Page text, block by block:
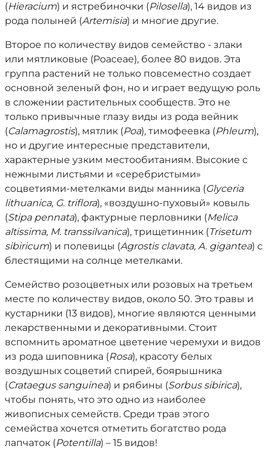
(Hieracium) и ястребиночки (Pilosella), 14 видов из
рода полыней (Artemisia) и многие другие.
Второе по количеству видов семейство - злаки
или мятликовые (Poaceae), более 80 видов. Эта
группа растений не только повсеместно создает
основной зеленый фон, но и играет ведущую роль
в сложении растительных сообществ. Это не
только привычные глазу виды из рода вейник
(Calamagrostis), мятлик (Poa), тимофеевка (Phleum),
но и другие интересные представители,
характерные узким местообитаниям. Высокие с
нежными листьями и «серебристыми»
соцветиями-метелками виды манника (Glyceria
lithuanica, G. triflora), «воздушно-пуховый» ковыль
(Stipa pennata), фактурные перловники (Melica
altissima, M. transsilvanica), трищетинник (Trisetum
sibiricum) и полевицы (Agrostis clavata, A. gigantea) с
блестящими на солнце метелками.
Семейство розоцветных или розовых на третьем
месте по количеству видов, около 50. Это травы и
кустарники (13 видов), многие являются ценными
лекарственными и декоративными. Стоит
вспомнить ароматное цветение черемухи и видов
из рода шиповника (Rosa), красоту белых
воздушных соцветий спирей, боярышника
(Crataegus sanguinea) и рябины (Sorbus sibirica),
чтобы понять, что это одно из наиболее
живописных семейств. Среди трав этого
семейства хочется отметить богатство рода
лапчаток (Potentilla) – 15 видов!